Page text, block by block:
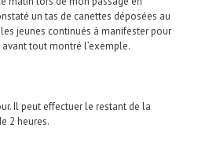
un tas de canettes déposées au
jeunes continués à manifester pour
tout montré l’exemple.
Il peut effectuer le restant de la
2 heures.